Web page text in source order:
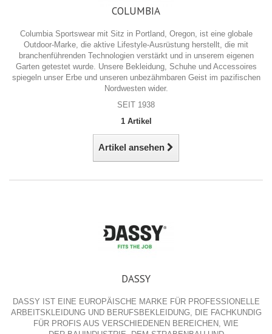
COLUMBIA
Columbia Sportswear mit Sitz in Portland, Oregon, ist eine globale
Outdoor-Marke, die aktive Lifestyle-Ausrüstung herstellt, die mit
branchenführenden Technologien verstärkt und in unserem eigenen
Garten getestet wurde. Unsere Bekleidung, Schuhe und Accessoires
spiegeln unser Erbe und unseren unbezähmbaren Geist im pazifischen
Nordwesten wider.
SEIT 1938
1 Artikel
Artikel ansehen
DASSY
DASSY IST EINE EUROPÄISCHE MARKE FÜR PROFESSIONELLE
ARBEITSKLEIDUNG UND BERUFSBEKLEIDUNG, DIE FACHKUNDIG
FÜR PROFIS AUS VERSCHIEDENEN BEREICHEN, WIE